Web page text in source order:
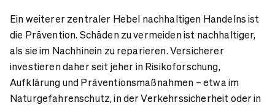
Ein weiterer zentraler Hebel nachhaltigen Handelns ist
die Prävention. Schäden zu vermeiden ist nachhaltiger,
als sie im Nachhinein zu reparieren. Versicherer
investieren daher seit jeher in Risikoforschung,
Aufklärung und Präventionsmaßnahmen – etwa im
Naturgefahrenschutz, in der Verkehrssicherheit oder in